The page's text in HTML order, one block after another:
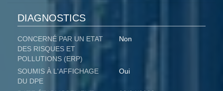
DIAGNOSTICS
CONCERNÉ PAR UN ETAT
DES RISQUES ET
POLLUTIONS (ERP)
Non
SOUMIS À L'AFFICHAGE
DU DPE
Oui